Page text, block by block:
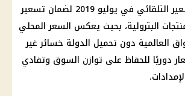
تأسست لجنة التسعير التلقائي في يوليو 2019 لضمان تسعير
البترولية، بحيث يعكس السعر المحلي
العالمية دون تحميل الدولة خسائر غير
دوريًا للحفاظ على توازن السوق وتفادي